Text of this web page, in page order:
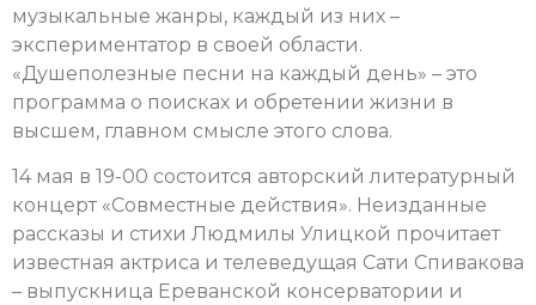
музыкальные жанры, каждый из них –
экспериментатор в своей области.
«Душеполезные песни на каждый день» – это
программа о поисках и обретении жизни в
высшем, главном смысле этого слова.
14 мая в 19-00 состоится авторский литературный
концерт «Совместные действия». Неизданные
рассказы и стихи Людмилы Улицкой прочитает
известная актриса и телеведущая Сати Спивакова
– выпускница Ереванской консерватории и